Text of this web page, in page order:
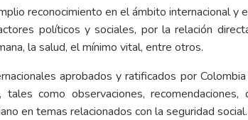
reconocimiento en el ámbito internacional y
políticos y sociales, por la relación
la salud, el mínimo vital, entre otros.
aprobados y ratificados por
como observaciones,
en temas relacionados con la seguridad social.